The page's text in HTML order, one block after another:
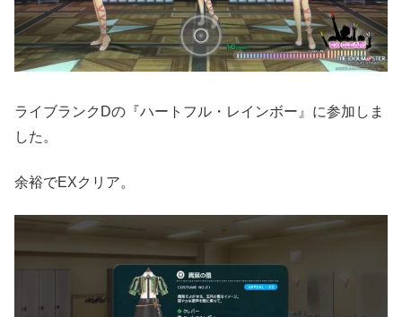
ライブランクDの『ハートフル・レインボー』に参加しま
した。
余裕でEXクリア。